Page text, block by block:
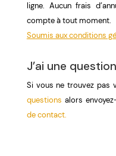
ligne. Aucun frais
compte à tout moment.
Soumis aux conditions
J’ai une
Si vous ne trouvez
questions alors
de contact.